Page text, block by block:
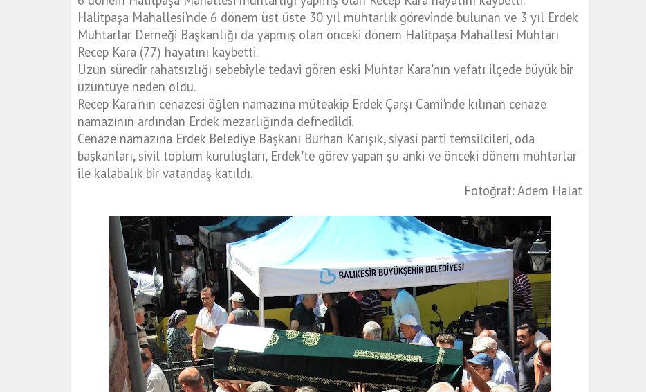
Halitpaşa Mahallesi'nde 6 dönem üst üste 30 yıl muhtarlık görevinde bulunan ve 3 yıl Erdek
Muhtarlar Derneği Başkanlığı da yapmış olan önceki dönem Halitpaşa Mahallesi Muhtarı
Recep Kara (77) hayatını kaybetti.
Uzun süredir rahatsızlığı sebebiyle tedavi gören eski Muhtar Kara'nın vefatı ilçede büyük bir
üzüntüye neden oldu.
Recep Kara'nın cenazesi öğlen namazına müteakip Erdek Çarşı Cami'nde kılınan cenaze
namazının ardından Erdek mezarlığında defnedildi.
Cenaze namazına Erdek Belediye Başkanı Burhan Karışık, siyasi parti temsilcileri, oda
başkanları, sivil toplum kuruluşları, Erdek'te görev yapan şu anki ve önceki dönem muhtarlar
ile kalabalık bir vatandaş katıldı.
Fotoğraf: Adem Halat